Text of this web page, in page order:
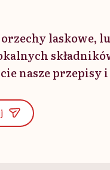
laskowe,
nasze przepisy